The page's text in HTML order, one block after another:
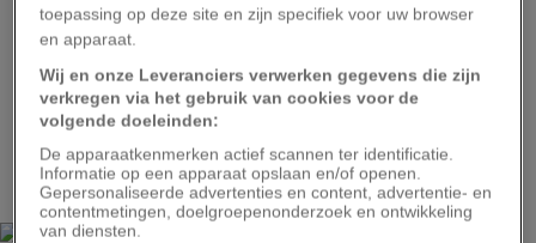
3
toepassing op deze site en zijn specifiek voor uw browser
en apparaat.
Wij en onze Leveranciers verwerken gegevens die zijn
verkregen via het gebruik van cookies voor de
volgende doeleinden:
De apparaatkenmerken actief scannen ter identificatie.
Informatie op een apparaat opslaan en/of openen.
Gepersonaliseerde advertenties en content, advertentie- en
contentmetingen, doelgroepenonderzoek en ontwikkeling
van diensten.